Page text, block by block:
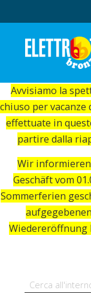
Avvisiamo la
chiuso per vacanze
effettuate in
partire dalla
Wir informieren
Geschäft vom
Sommerferien
Wiedereröffnung